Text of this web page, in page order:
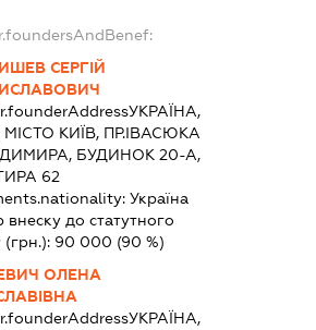
СЕРГІЙ
УКРАЇНА,
МІСТО КИЇВ, ПР.ІВАСЮКА
БУДИНОК 20-А,
62
Україна
внеску до статутного
90 000 (90 %)
ОЛЕНА
УКРАЇНА,